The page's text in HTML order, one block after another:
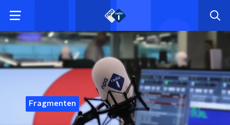
Fragmenten